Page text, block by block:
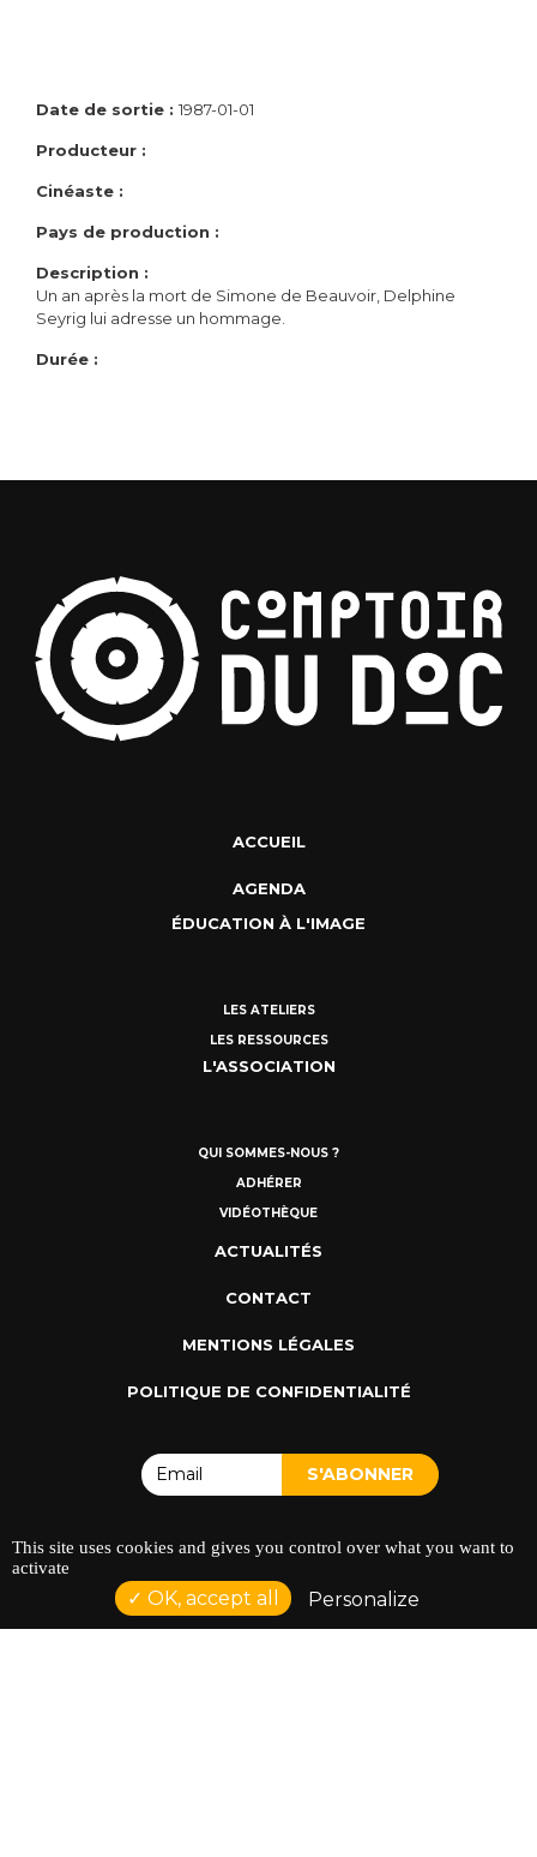
Date de sortie : 1987-01-01
Producteur :
Cinéaste :
Pays de production :
Description :
Un an après la mort de Simone de Beauvoir, Delphine
Seyrig lui adresse un hommage.
Durée :
ACCUEIL
AGENDA
ÉDUCATION À L'IMAGE
LES ATELIERS
LES RESSOURCES
L'ASSOCIATION
QUI SOMMES-NOUS ?
ADHÉRER
VIDÉOTHÈQUE
ACTUALITÉS
CONTACT
MENTIONS LÉGALES
POLITIQUE DE CONFIDENTIALITÉ
ADRESSE : 128 AVENUE DU SERGENT MAGINOT 35000
RENNES
TÉLÉPHONE : 02 23 42 44 37
This site uses cookies and gives you control over what you want to
activate
OK, accept all Personalize